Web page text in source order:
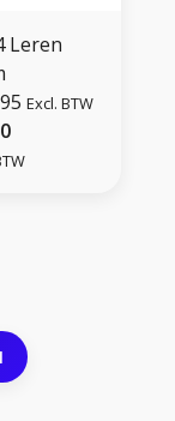
Leren
Excl. BTW